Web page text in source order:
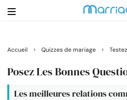
Rechercher
Se marier
Accueil › Quizzes de mariage ›
Posez Les Bonnes
Les meilleures relations